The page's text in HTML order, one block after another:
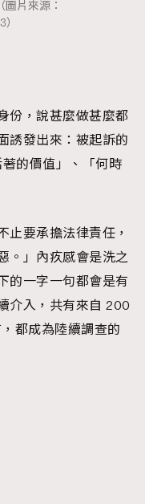
片來源：
份，說甚麼做甚麼都
誘發出來：被起訴的
的價值」、「何時
止要承擔法律責任，
。」內疚感會是洗之
的一字一句都會是有
介入，共有來自 200
都成為陸續調查的